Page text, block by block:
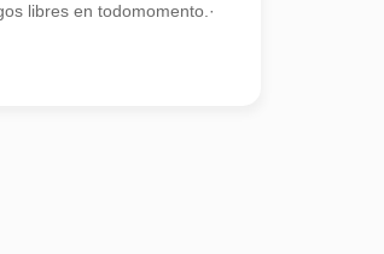
libres en todomomento.·